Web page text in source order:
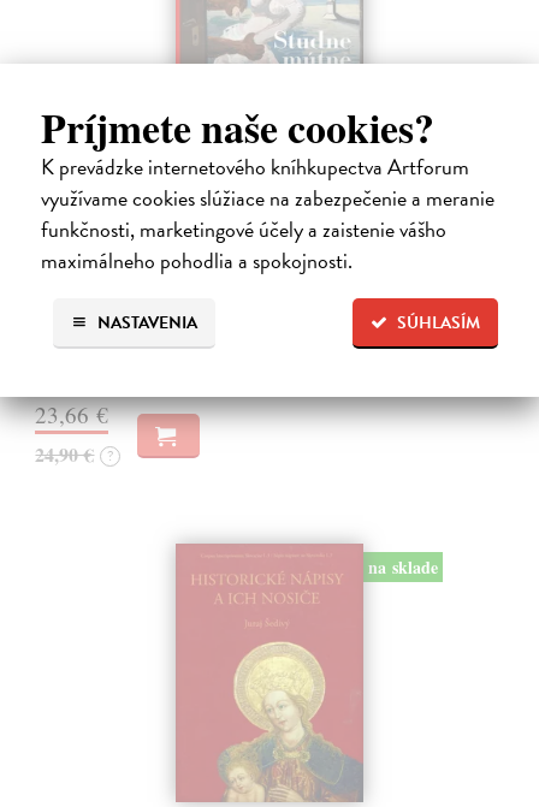
Príjmete naše cookies?
K prevádzke internetového kníhkupectva Artforum
využívame cookies slúžiace na zabezpečenie a meranie
funkčnosti, marketingové účely a zaistenie vášho
maximálneho pohodlia a spokojnosti.
SÚHLASÍM
NASTAVENIA
Studne mútne
Getting Peter | Kniha
Sú ikonickými postavami našej kultúry. Postavili im sochy a
pomenovali po nich ulice, majú svoje nespochybniteľné miesto v
lexikónoch literatúry aj učebniciach, slovenské moderné umenie sa
bez nich nedá…
23,66 €
24,90 € ?
na sklade